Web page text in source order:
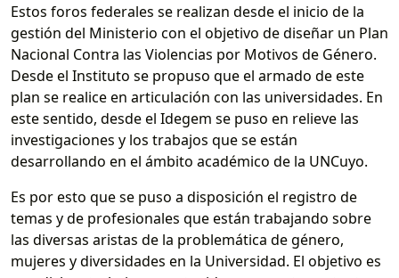
Estos foros federales se realizan desde el inicio de la
gestión del Ministerio con el objetivo de diseñar un Plan
Nacional Contra las Violencias por Motivos de Género.
Desde el Instituto se propuso que el armado de este
plan se realice en articulación con las universidades. En
este sentido, desde el Idegem se puso en relieve las
investigaciones y los trabajos que se están
desarrollando en el ámbito académico de la UNCuyo.
Es por esto que se puso a disposición el registro de
temas y de profesionales que están trabajando sobre
las diversas aristas de la problemática de género,
mujeres y diversidades en la Universidad. El objetivo es